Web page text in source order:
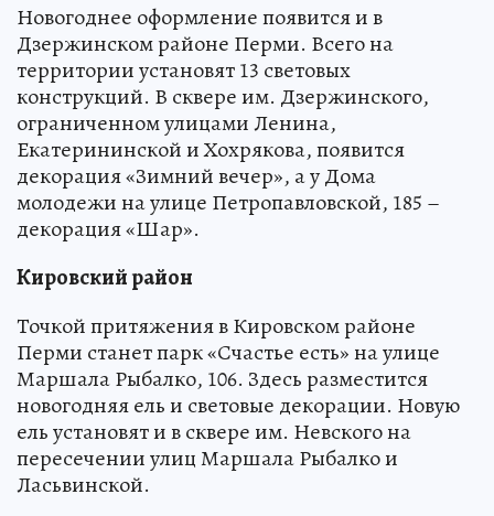
Новогоднее оформление появится и в
Дзержинском районе Перми. Всего на
территории установят 13 световых
конструкций. В сквере им. Дзержинского,
ограниченном улицами Ленина,
Екатерининской и Хохрякова, появится
декорация «Зимний вечер», а у Дома
молодежи на улице Петропавловской, 185 –
декорация «Шар».
Кировский район
Точкой притяжения в Кировском районе
Перми станет парк «Счастье есть» на улице
Маршала Рыбалко, 106. Здесь разместится
новогодняя ель и световые декорации. Новую
ель установят и в сквере им. Невского на
пересечении улиц Маршала Рыбалко и
Ласьвинской.